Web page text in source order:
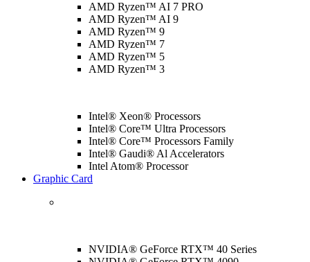
AMD Ryzen™ AI 7 PRO
AMD Ryzen™ AI 9
AMD Ryzen™ 9
AMD Ryzen™ 7
AMD Ryzen™ 5
AMD Ryzen™ 3
Intel® Xeon® Processors
Intel® Core™ Ultra Processors
Intel® Core™ Processors Family
Intel® Gaudi® Al Accelerators
Intel Atom® Processor
Graphic Card
NVIDIA® GeForce RTX™ 40 Series